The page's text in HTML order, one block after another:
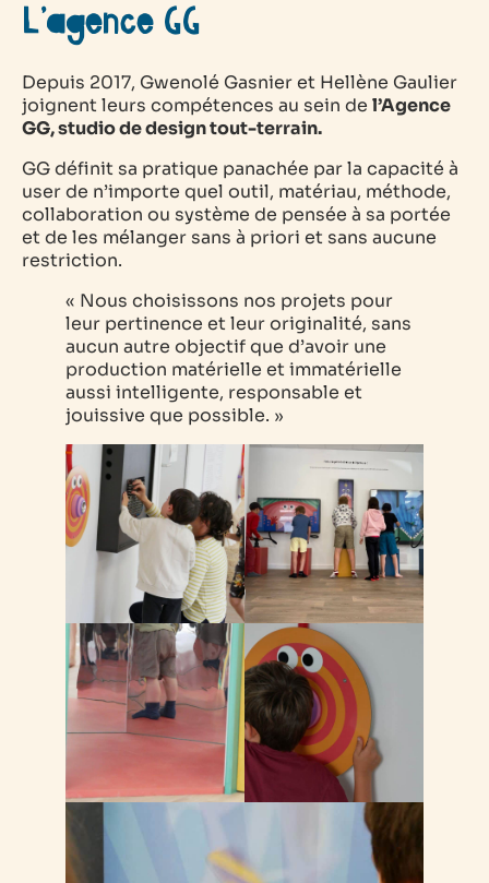
L’agence GG
Depuis 2017, Gwenolé Gasnier et Hellène Gaulier
joignent leurs compétences au sein de l’Agence
GG, studio de design tout-terrain.
GG définit sa pratique panachée par la capacité à
user de n’importe quel outil, matériau, méthode,
collaboration ou système de pensée à sa portée
et de les mélanger sans à priori et sans aucune
restriction.
« Nous choisissons nos projets pour
leur pertinence et leur originalité, sans
aucun autre objectif que d’avoir une
production matérielle et immatérielle
aussi intelligente, responsable et
jouissive que possible. »